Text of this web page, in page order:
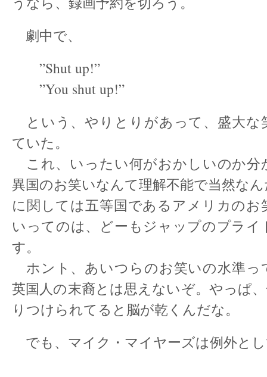
劇中で、
”Shut up!”
”You shut up!”
という、やりとりがあって、盛大な
ていた。
これ、いったい何がおかしいのか分
異国のお笑いなんて理解不能で当然な
に関しては五等国であるアメリカのお
いってのは、どーもジャップのプライ
す。
ホント、あいつらのお笑いの水準っ
英国人の末裔とは思えないぞ。やっぱ
りつけられてると脳が乾くんだな。
でも、マイク・マイヤーズは例外と